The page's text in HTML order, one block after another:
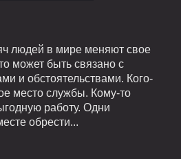
людей в мире меняют свое
может быть связано с
и обстоятельствами. Кого-
место службы. Кому-то
работу. Одни
обрести...